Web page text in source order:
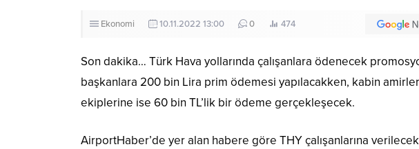
Ekonomi 10.11.2022 13:00 0 474
Son dakika… Türk Hava yollarında çalışanlara ödenecek
başkanlara 200 bin Lira prim ödemesi yapılacakken, kabin
ekiplerine ise 60 bin TL’lik bir ödeme gerçekleşecek.
AirportHaber’de yer alan habere göre THY çalışanlarına